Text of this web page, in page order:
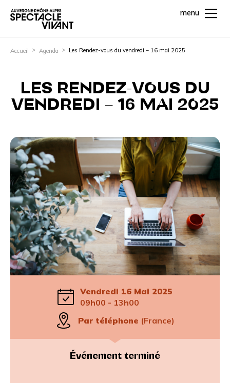
menu
Accueil Agenda Les Rendez-vous du vendredi – 16 mai 2025
LES RENDEZ-VOUS DU
VENDREDI – 16 MAI 2025
Vendredi 16 Mai 2025
09h00 - 13h00
Par téléphone (France)
Événement terminé